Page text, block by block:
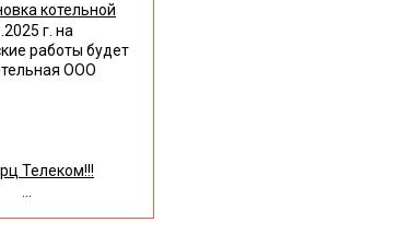
котельной
г. на
работы будет
ООО
Телеком!!!